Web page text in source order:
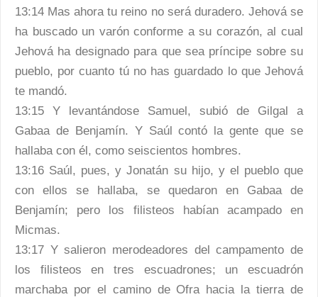
13:14 Mas ahora tu reino no será duradero. Jehová se
ha buscado un varón conforme a su corazón, al cual
Jehová ha designado para que sea príncipe sobre su
pueblo, por cuanto tú no has guardado lo que Jehová
te mandó.
13:15 Y levantándose Samuel, subió de Gilgal a
Gabaa de Benjamín. Y Saúl contó la gente que se
hallaba con él, como seiscientos hombres.
13:16 Saúl, pues, y Jonatán su hijo, y el pueblo que
con ellos se hallaba, se quedaron en Gabaa de
Benjamín; pero los filisteos habían acampado en
Micmas.
13:17 Y salieron merodeadores del campamento de
los filisteos en tres escuadrones; un escuadrón
marchaba por el camino de Ofra hacia la tierra de